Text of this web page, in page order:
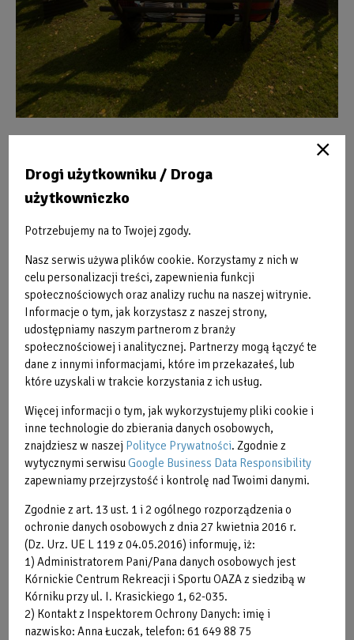
Wynajem wiat z ogniskiem
Na terenie KCRiS OAZA Błonie w Kórniku znajdują się
miejsca na ognisko lub grilla z wiatą. To idealny sposób na
spędzanie wieczorów z najbliższymi czy zorganizowanie
imprezy firmowej. Ponadto najmłodsi odwiedzający mogą
korzystać z sąsiadującego bezpiecznego placu zabaw dla
dzieci.
Do dyspozycji naszych gości mamy:
1. Wiatę "Campingową" - wykorzystywaną bezpłatnie przez
gości campingu.
2. Wiatę "Szachową" - z możliwością osłonięcia z każdej
strony (w razie niepogody) ze stolikami dla biesiadników na
40 osób.
3. Wiatę "Pod Dębem" - ze stolikami dla biesiadników na
120 osób.
Wiata "Szachowa":
Drogi użytkowniku / Droga
użytkowniczko
Potrzebujemy na to Twojej zgody.
Nasz serwis używa plików cookie. Korzystamy z nich w
celu personalizacji treści, zapewnienia funkcji
społecznościowych oraz analizy ruchu na naszej witrynie.
Informacje o tym, jak korzystasz z naszej strony,
udostępniamy naszym partnerom z branży
społecznościowej i analitycznej. Partnerzy mogą łączyć te
dane z innymi informacjami, które im przekazałeś, lub
które uzyskali w trakcie korzystania z ich usług.
Więcej informacji o tym, jak wykorzystujemy pliki cookie i
inne technologie do zbierania danych osobowych,
znajdziesz w naszej Polityce Prywatności. Zgodnie z
wytycznymi serwisuGoogle Business Data Responsibility
zapewniamy przejrzystość i kontrolę nad Twoimi danymi.
Zgodnie z art. 13 ust. 1 i 2 ogólnego rozporządzenia o
ochronie danych osobowych z dnia 27 kwietnia 2016 r.
(Dz. Urz. UE L 119 z 04.05.2016) informuję, iż:
1) Administratorem Pani/Pana danych osobowych jest
Kórnickie Centrum Rekreacji i Sportu OAZA z siedzibą w
Kórniku przy ul. I. Krasickiego 1, 62-035.
2) Kontakt z Inspektorem Ochrony Danych: imię i
nazwisko: Anna Łuczak, telefon: 61 649 88 75